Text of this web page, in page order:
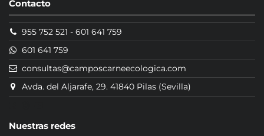
Contacto
955 752 521 -601 641 759
601 641 759
consultas@camposcarneecologica.com
Avda. del Aljarafe, 29. 41840 Pilas (Sevilla)
Nuestras redes